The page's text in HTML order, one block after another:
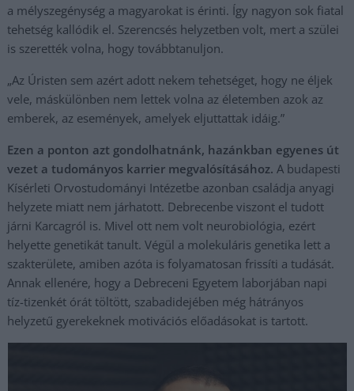
a mélyszegénység a magyarokat is érinti. Így nagyon sok fiatal
tehetség kallódik el. Szerencsés helyzetben volt, mert a szülei
is szerették volna, hogy továbbtanuljon.
„Az Úristen sem azért adott nekem tehetséget, hogy ne éljek
vele, máskülönben nem lettek volna az életemben azok az
emberek, az események, amelyek eljuttattak idáig.”
Ezen a ponton azt gondolhatnánk, hazánkban egyenes út
vezet a tudományos karrier megvalósításához. A budapesti
Kísérleti Orvostudományi Intézetbe azonban családja anyagi
helyzete miatt nem járhatott. Debrecenbe viszont el tudott
járni Karcagról is. Mivel ott nem volt neurobiológia, ezért
helyette genetikát tanult. Végül a molekuláris genetika lett a
szakterülete, amiben azóta is folyamatosan frissíti a tudását.
Annak ellenére, hogy a Debreceni Egyetem laborjában napi
tíz-tizenkét órát töltött, szabadidejében még hátrányos
helyzetű gyerekeknek motivációs előadásokat is tartott.